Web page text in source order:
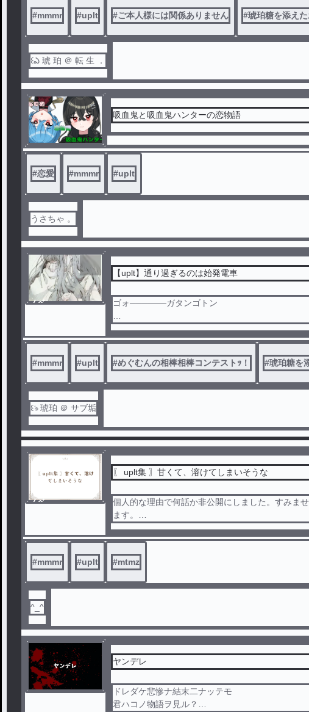
＃ mmntmr様主催の村mmmrの皆様の二次元創
＃ ご本人様には一切関係ございません 。
#mmmr #uplt #ご本人様には関係ありません #琥珀糖を添え
꒰ఎ 琥 珀 ＠ 転 生 ．
吸血鬼と吸血鬼ハンターの恋物語
#恋愛 #mmmr #uplt
うさちゃ 。
ノベ
完
結
【uplt】通り過ぎるのは始発電車
ゴォ──────ガタンゴトン
目の前で大きな風が吹き付け、ゆっくりとしたス
…間に合わなかったか。
始発電車を見送って、
ようやく長かった “ 私の片思い
＿＿＿＿＿＿＿＿＿
・mmntmr様主催の
mmmrの皆様の二次元創作です。
・ご本人様には一切関係ございません
©mmntmr 2025
#mmmr #uplt #めぐむんの相棒相棒コンテストｯ！ #琥珀糖を
꒰ঌ 琥珀 ＠ サブ垢
ノベ
〖 uplt集 〗甘くて、溶けてしまいそうな
個人的な理由で何話か非公開にしました。すみま
ます。
いまのとこ1話に。
リクエストまってます。バリバリあーるは書きま
uplt好きによるuplt作品。好きなものを好きなだけ
この作品はご本人様のお名前をお借りしているだ
#mmmr #uplt #mtmz
^_^
ヤンデレ
ドレダケ悲惨ナ結末二ナッテモ
君ハコノ物語ヲ見ル？